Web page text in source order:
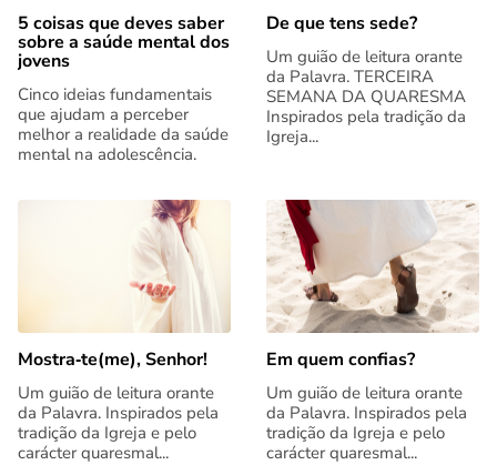
5 coisas que deves saber
sobre a saúde mental dos
jovens
Cinco ideias fundamentais
que ajudam a perceber
melhor a realidade da saúde
mental na adolescência.
De que tens sede?
Um guião de leitura orante
da Palavra. TERCEIRA
SEMANA DA QUARESMA
Inspirados pela tradição da
Igreja...
Mostra‑te(me), Senhor!
Um guião de leitura orante
da Palavra. Inspirados pela
tradição da Igreja e pelo
carácter quaresmal...
Em quem confias?
Um guião de leitura orante
da Palavra. Inspirados pela
tradição da Igreja e pelo
carácter quaresmal...